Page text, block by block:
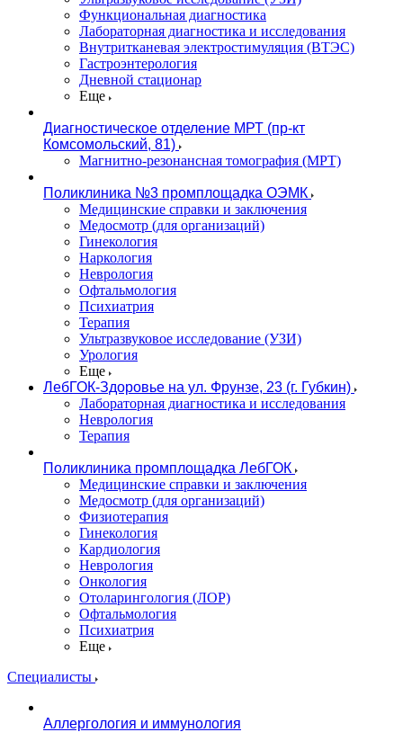
Функциональная диагностика
Лабораторная диагностика и исследования
Внутритканевая электростимуляция (ВТЭС)
Гастроэнтерология
Дневной стационар
Еще
Диагностическое отделение МРТ (пр-кт
Комсомольский, 81)
Магнитно-резонансная томография (МРТ)
Поликлиника №3 промплощадка ОЭМК
Медицинские справки и заключения
Медосмотр (для организаций)
Гинекология
Наркология
Неврология
Офтальмология
Психиатрия
Терапия
Ультразвуковое исследование (УЗИ)
Урология
Еще
ЛебГОК-Здоровье на ул. Фрунзе, 23 (г. Губкин)
Лабораторная диагностика и исследования
Неврология
Терапия
Поликлиника промплощадка ЛебГОК
Медицинские справки и заключения
Медосмотр (для организаций)
Физиотерапия
Гинекология
Кардиология
Неврология
Онкология
Отоларингология (ЛОР)
Офтальмология
Психиатрия
Еще
Специалисты
Аллергология и иммунология